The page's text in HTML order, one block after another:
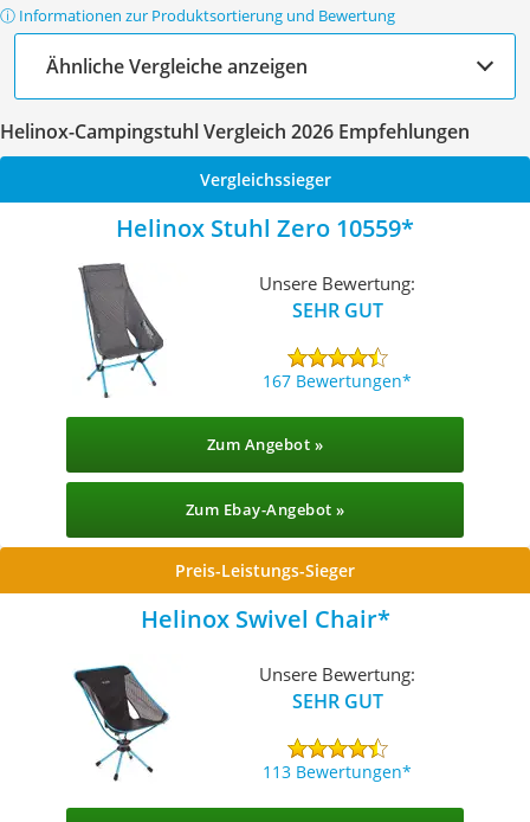
ⓘ Informationen zur Produktsortierung und Bewertung
Ähnliche Vergleiche anzeigen
Helinox-Campingstuhl Vergleich 2026 Empfehlungen
Vergleichssieger
Helinox Stuhl Zero 10559
Unsere Bewertung:
SEHR GUT
167 Bewertungen
Zum Angebot »
Zum Ebay-Angebot »
Preis-Leistungs-Sieger
Helinox Swivel Chair
Unsere Bewertung:
SEHR GUT
113 Bewertungen